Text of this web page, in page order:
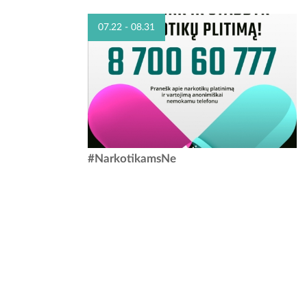
klausytojams
dalyvauja parodose, tiek personalinėse, tiek
grupinėse. Motyvų semiasi...
07.22 - 08.31
Mes prisidedame prie Lietuvos policijos
#NarkotikamsNe